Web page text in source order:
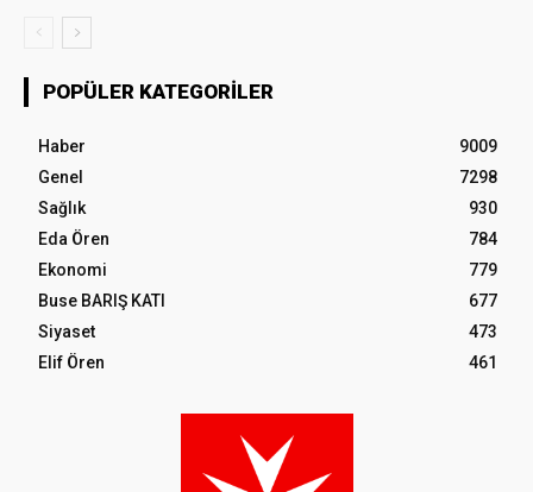
POPÜLER KATEGORILER
Haber
9009
Genel
7298
Sağlık
930
Eda Ören
784
Ekonomi
779
Buse BARIŞ KATI
677
Siyaset
473
Elif Ören
461